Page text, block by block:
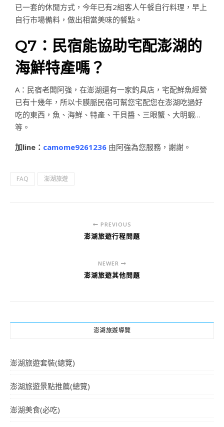
已一套的休閒方式，今年已有2組客人午餐自行料理，早上
自行市場備料，做出相當美味的餐點。
Q7：民宿能協助宅配澎湖的
海鮮特產嗎？
A：民宿老闆阿強，在澎湖還有一家釣具店，宅配鮮魚經營
已有十幾年，所以卡膜脈民宿可幫您宅配您在澎湖吃過好
吃的東西，魚、海鮮、特產、干貝醬、三眼蟹、大明蝦…
等。
加line： camome9261236 由阿強為您服務，謝謝。
FAQ 澎湖旅遊
PREVIOUS
澎湖旅遊行程問題
NEWER
澎湖旅遊其他問題
澎湖旅遊導覽
澎湖旅遊套裝(總覽)
澎湖旅遊景點推薦(總覽)
澎湖美食(必吃)